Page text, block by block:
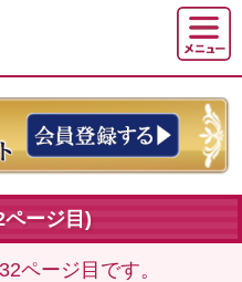
ージ目)
ページ目です。